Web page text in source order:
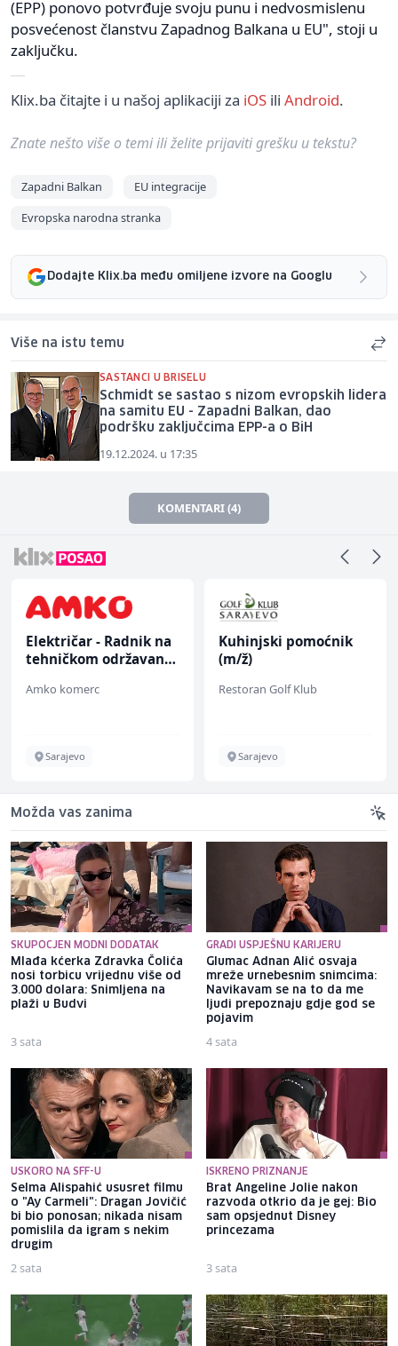
(EPP) ponovo potvrđuje svoju punu i nedvosmislenu
posvećenost članstvu Zapadnog Balkana u EU", stoji u
zaključku.
Klix.ba čitajte i u našoj aplikaciji za iOS ili Android.
Znate nešto više o temi ili želite prijaviti grešku u tekstu?
Zapadni Balkan
EU integracije
Evropska narodna stranka
Dodajte Klix.ba među omiljene izvore na Googlu
Više na istu temu
SASTANCI U BRISELU
Schmidt se sastao s nizom evropskih lidera
na samitu EU - Zapadni Balkan, dao
podršku zaključcima EPP-a o BiH
19.12.2024. u 17:35
KOMENTARI (4)
Električar - Radnik na
tehničkom održavanju
Amko komerc
Sarajevo
Kuhinjski pomoćnik
(m/ž)
Restoran Golf Klub
Sarajevo
Možda vas zanima
SKUPOCJEN MODNI DODATAK
Mlađa kćerka Zdravka Čolića
nosi torbicu vrijednu više od
3.000 dolara: Snimljena na
plaži u Budvi
3 sata
GRADI USPJEŠNU KARIJERU
Glumac Adnan Alić osvaja
mreže urnebesnim snimcima:
Navikavam se na to da me
ljudi prepoznaju gdje god se
pojavim
4 sata
USKORO NA SFF-U
Selma Alispahić ususret filmu
o "Ay Carmeli": Dragan Jovičić
bi bio ponosan; nikada nisam
pomislila da igram s nekim
drugim
2 sata
ISKRENO PRIZNANJE
Brat Angeline Jolie nakon
razvoda otkrio da je gej: Bio
sam opsjednut Disney
princezama
3 sata